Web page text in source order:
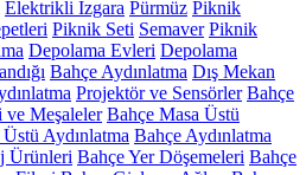
Elektrikli Izgara Pürmüz Piknik
Piknik Seti Semaver Piknik
Depolama Evleri Depolama
Bahçe Aydınlatma Dış Mekan
Projektör ve Sensörler Bahçe
ve Meşaleler Bahçe Masa Üstü
Aydınlatma Bahçe Aydınlatma
Ürünleri Bahçe Yer Döşemeleri Bahçe